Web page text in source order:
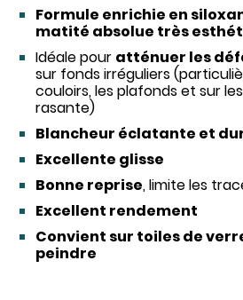
Formule enrichie en
matité absolue très
Idéale pour atténuer les
sur fonds irréguliers
couloirs, les plafonds et sur
rasante)
Blancheur éclatante et
Excellente glisse
Bonne reprise, limite les
Excellent rendement
Convient sur toiles de
peindre